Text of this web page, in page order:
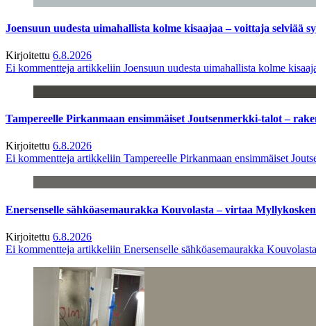
Joensuun uudesta uimahallista kolme kisaajaa – voittaja selviää
Kirjoitettu 6.8.2026
Ei kommentteja artikkeliin Joensuun uudesta uimahallista kolme
Tampereelle Pirkanmaan ensimmäiset Joutsenmerkki-talot –
Kirjoitettu 6.8.2026
Ei kommentteja artikkeliin Tampereelle Pirkanmaan ensimmäiset
Enersenselle sähköasemaurakka Kouvolasta – virtaa
Kirjoitettu 6.8.2026
Ei kommentteja artikkeliin Enersenselle sähköasemaurakka